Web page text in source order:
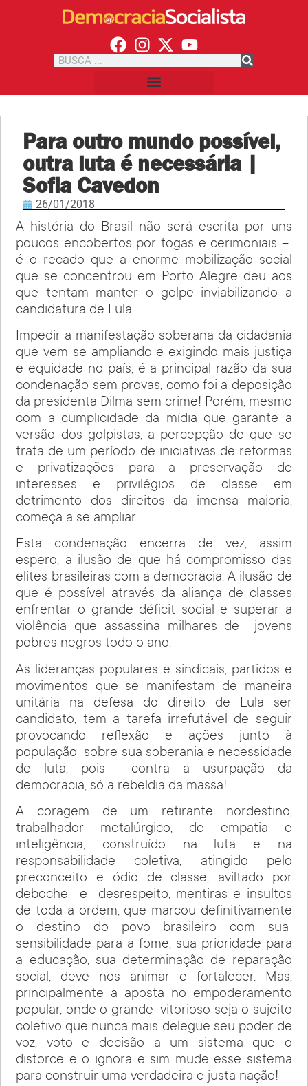
Para outro mundo possível,
outra luta é necessária |
Sofia Cavedon
26/01/2018
A história do Brasil não será escrita por uns
poucos encobertos por togas e cerimoniais –
é o recado que a enorme mobilização social
que se concentrou em Porto Alegre deu aos
que tentam manter o golpe inviabilizando a
candidatura de Lula.
Impedir a manifestação soberana da cidadania
que vem se ampliando e exigindo mais justiça
e equidade no país, é a principal razão da sua
condenação sem provas, como foi a deposição
da presidenta Dilma sem crime! Porém, mesmo
com a cumplicidade da mídia que garante a
versão dos golpistas, a percepção de que se
trata de um período de iniciativas de reformas
e privatizações para a preservação de
interesses e privilégios de classe em
detrimento dos direitos da imensa maioria,
começa a se ampliar.
Esta condenação encerra de vez, assim
espero, a ilusão de que há compromisso das
elites brasileiras com a democracia. A ilusão de
que é possível através da aliança de classes
enfrentar o grande déficit social e superar a
violência que assassina milhares de jovens
pobres negros todo o ano.
As lideranças populares e sindicais, partidos e
movimentos que se manifestam de maneira
unitária na defesa do direito de Lula ser
candidato, tem a tarefa irrefutável de seguir
provocando reflexão e ações junto à
população sobre sua soberania e necessidade
de luta, pois contra a usurpação da
democracia, só a rebeldia da massa!
A coragem de um retirante nordestino,
trabalhador metalúrgico, de empatia e
inteligência, construído na luta e na
responsabilidade coletiva, atingido pelo
preconceito e ódio de classe, aviltado por
deboche e desrespeito, mentiras e insultos
de toda a ordem, que marcou definitivamente
o destino do povo brasileiro com sua
sensibilidade para a fome, sua prioridade para
a educação, sua determinação de reparação
social, deve nos animar e fortalecer. Mas,
principalmente a aposta no empoderamento
popular, onde o grande vitorioso seja o sujeito
coletivo que nunca mais delegue seu poder de
voz, voto e decisão a um sistema que o
distorce e o ignora e sim mude esse sistema
para construir uma verdadeira e justa nação!